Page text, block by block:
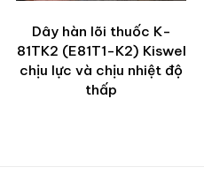
Dây hàn lõi thuốc K-
81TK2 (E81T1-K2) Kiswel
chịu lực và chịu nhiệt độ
thấp